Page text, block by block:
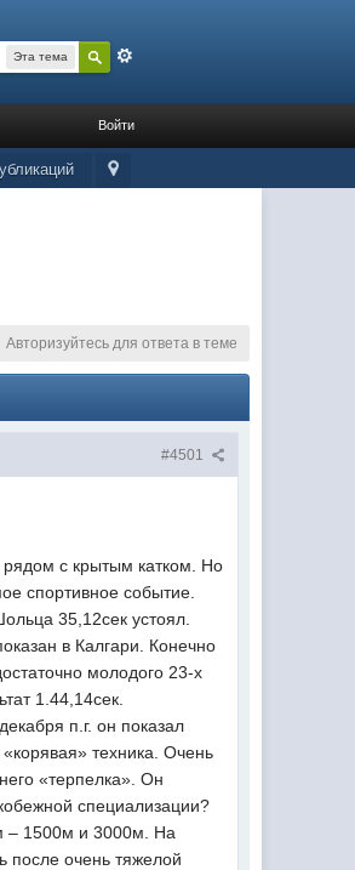
Эта тема
Войти
Авторизуйтесь для ответа в теме
#4501
рядом с крытым катком. Но
спортивное событие.
35,12сек устоял.
в Калгари. Конечно
молодого 23-х
1.44,14сек.
п.г. он показал
техника. Очень
«терпелка». Он
специализации?
– 1500м и 3000м. На
после очень тяжелой